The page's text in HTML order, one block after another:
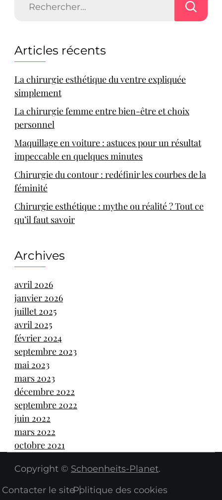
Articles récents
La chirurgie esthétique du ventre expliquée
simplement
La chirurgie femme entre bien-être et choix
personnel
Maquillage en voiture : astuces pour un résultat
impeccable en quelques minutes
Chirurgie du contour : redéfinir les courbes de la
féminité
Chirurgie esthétique : mythe ou réalité ? Tout ce
qu’il faut savoir
Archives
avril 2026
janvier 2026
juillet 2025
avril 2025
février 2024
septembre 2023
mai 2023
mars 2023
décembre 2022
septembre 2022
juin 2022
mars 2022
octobre 2021
Copyright © Schoenheits-Planet.
Contacter le sitePolitique des cookies